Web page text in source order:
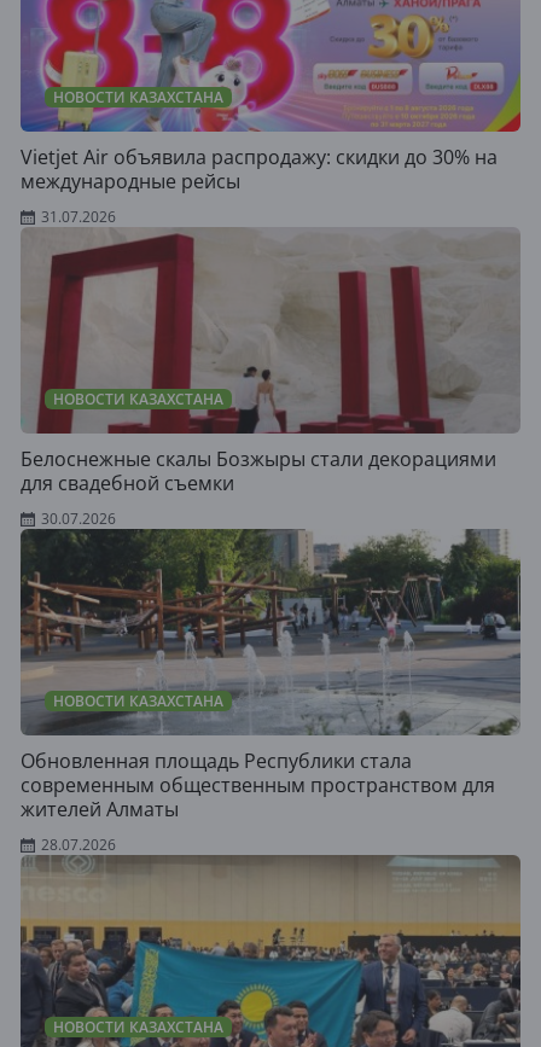
НОВОСТИ КАЗАХСТАНА
Vietjet Air объявила распродажу: скидки до 30% на
международные рейсы
31.07.2026
НОВОСТИ КАЗАХСТАНА
Белоснежные скалы Бозжыры стали декорациями
для свадебной съемки
30.07.2026
НОВОСТИ КАЗАХСТАНА
Обновленная площадь Республики стала
современным общественным пространством для
жителей Алматы
28.07.2026
НОВОСТИ КАЗАХСТАНА